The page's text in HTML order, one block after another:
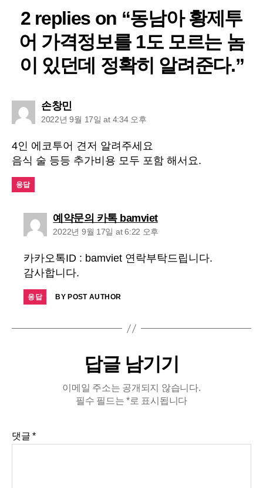
2 replies on “동남아 황제투
어 가격정보를 1도 모르는 놈
이 있던데 정확히 알려준다.”
손창민
2022년 9월 17일 at 4:34 오후
4인 에코투어 견저 알려주세요
음식 술 등등 추가비용 모두 포함 해서요.
응답
예약문의 카톡 bamvietsays:
2022년 9월 17일 at 6:22 오후
카카오톡ID : bamviet 연락부탁드립니다.
감사합니다.
응답 BY POST AUTHOR
답글 남기기
이메일 주소는 공개되지 않습니다.
필수 필드는*로 표시됩니다
댓글*